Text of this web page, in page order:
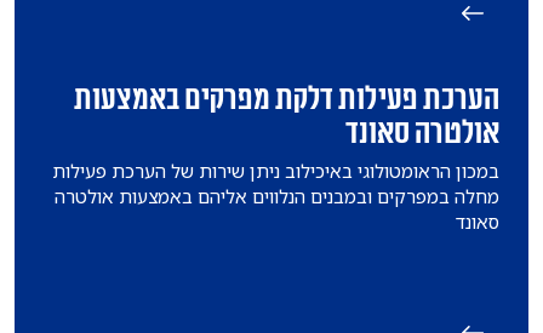
הערכת פעילות דלקת מפרקים באמצעות
אולטרה סאונד
במכון הראומטולוגי באיכילוב ניתן שירות של הערכת פעילות
מחלה במפרקים ובמבנים הנלווים אליהם באמצעות אולטרה
סאונד